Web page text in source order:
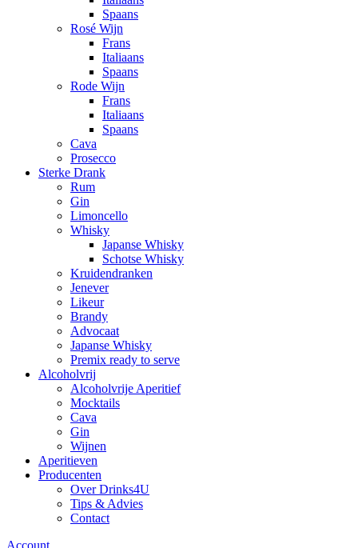
Spaans
Rosé Wijn
Frans
Italiaans
Spaans
Rode Wijn
Frans
Italiaans
Spaans
Cava
Prosecco
Sterke Drank
Rum
Gin
Limoncello
Whisky
Japanse Whisky
Schotse Whisky
Kruidendranken
Jenever
Likeur
Brandy
Advocaat
Japanse Whisky
Premix ready to serve
Alcoholvrij
Alcoholvrije Aperitief
Mocktails
Cava
Gin
Wijnen
Aperitieven
Producenten
Over Drinks4U
Tips & Advies
Contact
Account